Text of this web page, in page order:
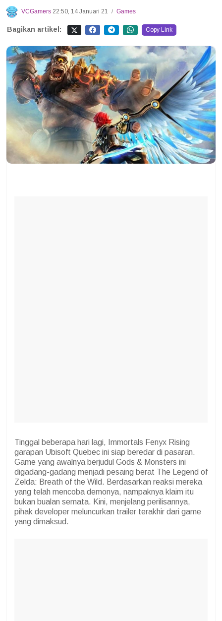
VCGamers 22:50, 14 Januari 21 / Games
Bagikan artikel: Copy Link
Tinggal beberapa hari lagi, Immortals Fenyx Rising
garapan Ubisoft Quebec ini siap beredar di pasaran.
Game yang awalnya berjudul Gods & Monsters ini
digadang-gadang menjadi pesaing berat The Legend of
Zelda: Breath of the Wild. Berdasarkan reaksi mereka
yang telah mencoba demonya, nampaknya klaim itu
bukan bualan semata. Kini, menjelang perilisannya,
pihak developer meluncurkan trailer terakhir dari game
yang dimaksud.